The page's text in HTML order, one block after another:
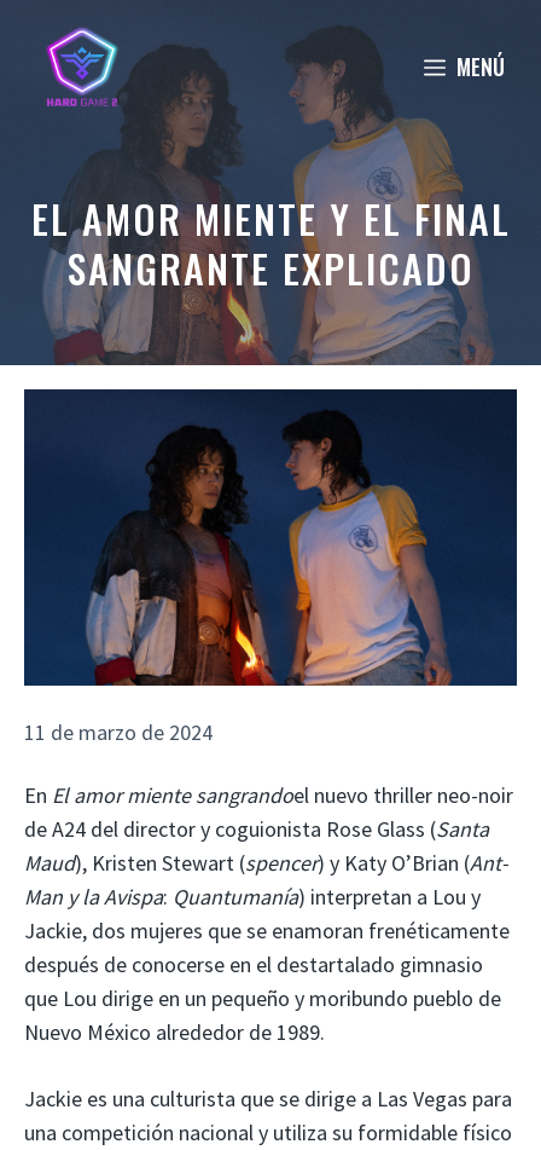
contenido
MENÚ
EL AMOR MIENTE Y EL FINAL
SANGRANTE EXPLICADO
11 de marzo de 2024
En El amor miente sangrandoel nuevo thriller neo-noir
de A24 del director y coguionista Rose Glass (Santa
Maud), Kristen Stewart (spencer) y Katy O’Brian (Ant-
Man y la Avispa: Quantumanía) interpretan a Lou y
Jackie, dos mujeres que se enamoran frenéticamente
después de conocerse en el destartalado gimnasio
que Lou dirige en un pequeño y moribundo pueblo de
Nuevo México alrededor de 1989.
Jackie es una culturista que se dirige a Las Vegas para
una competición nacional y utiliza su formidable físico